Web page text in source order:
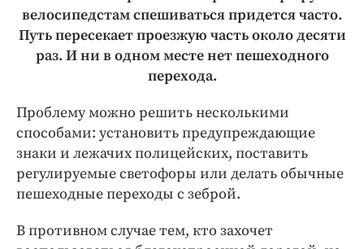
велосипедстам спешиваться придется часто.
Путь пересекает проезжую часть около десяти
раз. И ни в одном месте нет пешеходного
перехода.
Проблему можно решить несколькими
способами: установить предупреждающие
знаки и лежачих полицейских, поставить
регулируемые светофоры или делать обычные
пешеходные переходы с зеброй.
В противном случае тем, кто захочет